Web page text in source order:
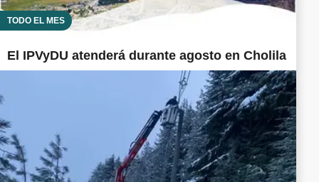
TODO EL MES
El IPVyDU atenderá durante agosto en Cholila